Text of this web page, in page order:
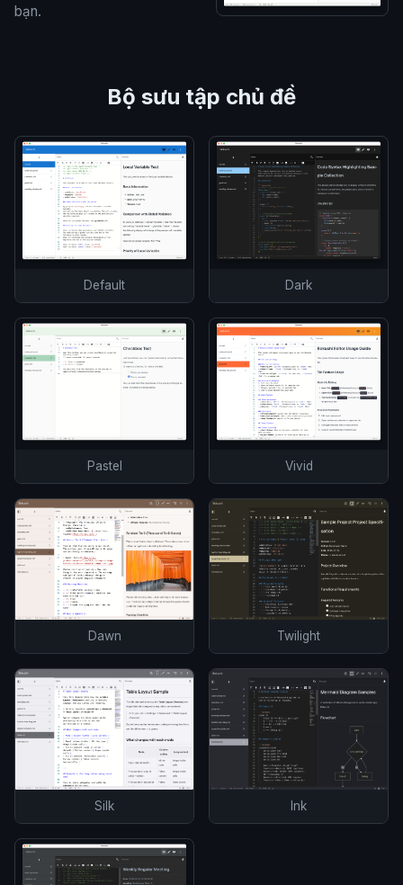
bạn.
Bộ sưu tập chủ đề
Default Dark
Pastel Vivid
Dawn Twilight
Silk Ink